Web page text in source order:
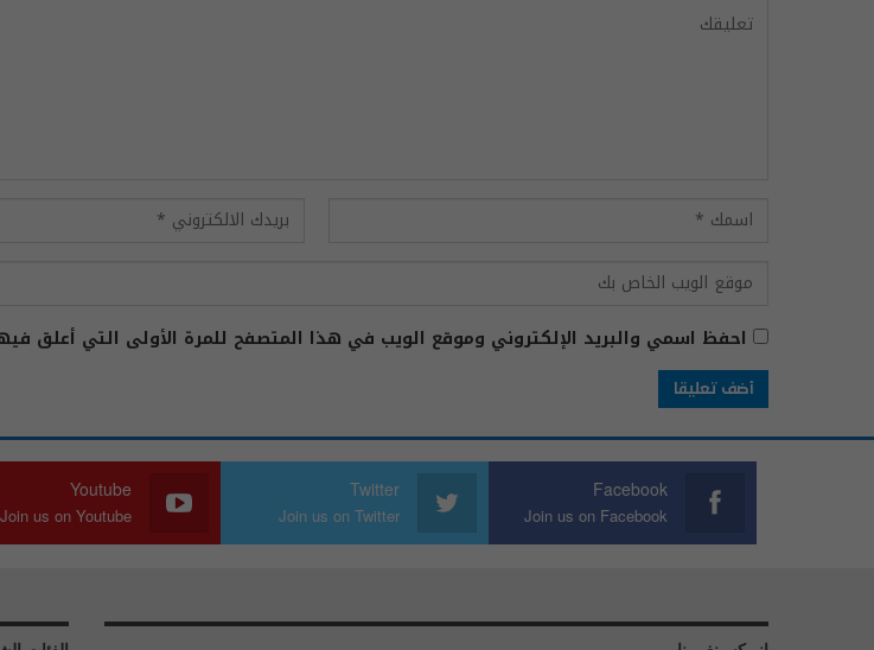
احفظ اسمي والبريد الإلكتروني وموقع الويب في هذا المتصفح للمرة الأولى التي أعلق
Facebook
Join us on Facebook
Twitter
Join us on Twitter
Youtube
Join us on Youtube